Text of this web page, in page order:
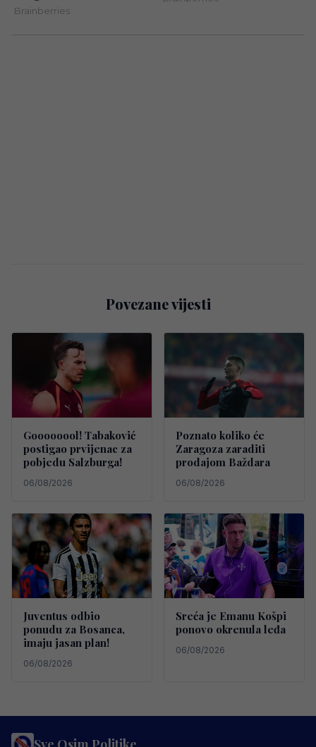
Povezane vijesti
Goooooool! Tabaković
postigao prvijenac za
pobjedu Salzburga!
06/08/2026
Poznato koliko će
Zaragoza zaraditi
prodajom Baždara
06/08/2026
Juventus odbio
ponudu za Bosanca,
imaju jasan plan!
06/08/2026
Sreća je Emanu Košpi
ponovo okrenula leđa
06/08/2026